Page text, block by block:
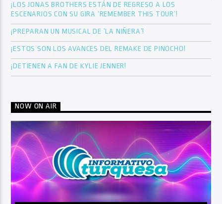
¡LOS JONAS BROTHERS ESTÁN DE REGRESO A LOS
ESCENARIOS CON SU GIRA ‘REMEMBER THIS TOUR’!
¡PREPARAN UN MUSICAL DE ‘LA NIÑERA’!
¡ESTOS SON LOS AVANCES DEL REMAKE DE PINOCHO!
¡DETIENEN A FAN DE KYLIE JENNER!
NOW ON AIR